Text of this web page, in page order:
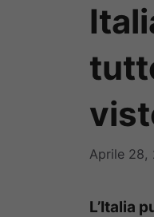
Aprile 28,
L’Italia